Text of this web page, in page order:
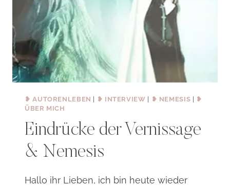
❥ AUTORENLEBEN ❥ INTERVIEW ❥ NEMESIS
❥
ÜBER MICH
Eindrücke der Vernissage
& Nemesis
Hallo ihr Lieben, ich bin heute wieder